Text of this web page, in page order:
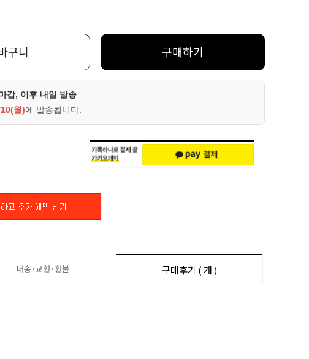
구니 구매하기
감, 이후 내일 발송
월)에 발송됩니다.
배송·교환·환불 구매후기 ( 개 )